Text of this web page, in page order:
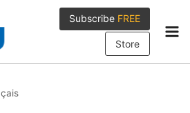
Subscribe FREE
Store